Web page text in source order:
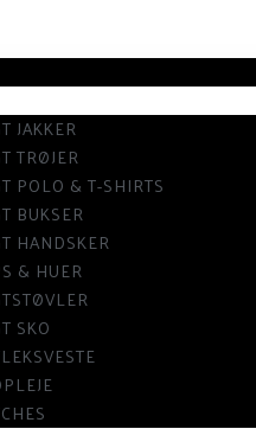
JAKKER
TRØJER
POLO & T-SHIRTS
BUKSER
HANDSKER
& HUER
SKO